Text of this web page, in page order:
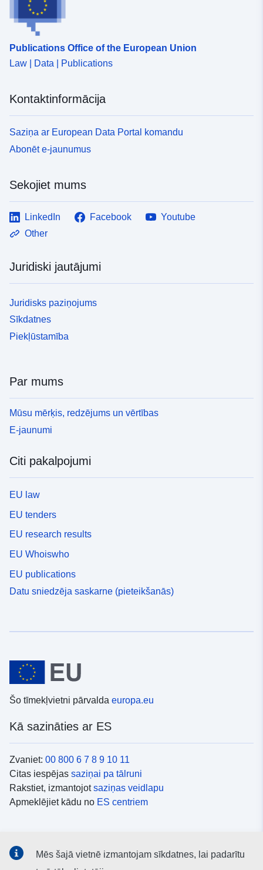
Publications Office of the European Union
Law | Data | Publications
Kontaktinformācija
Saziņa ar European Data Portal komandu
Abonēt e-jaunumus
Sekojiet mums
LinkedIn Facebook
Youtube
Other
Juridiski jautājumi
Juridisks paziņojums
Sīkdatnes
Piekļūstamība
Par mums
Mūsu mērķis, redzējums un vērtības
E-jaunumi
Citi pakalpojumi
EU law
EU tenders
EU research results
EU Whoiswho
EU publications
Datu sniedzēja saskarne (pieteikšanās)
Šo tīmekļvietni pārvalda europa.eu
Kā sazināties ar ES
Zvaniet: 00 800 6 7 8 9 10 11
Citas iespējas saziņai pa tālruni
Rakstiet, izmantojotsaziņas veidlapu
Apmeklējiet kādu no ES centriem
Mēs šajā vietnē izmantojam sīkdatnes, lai padarītu